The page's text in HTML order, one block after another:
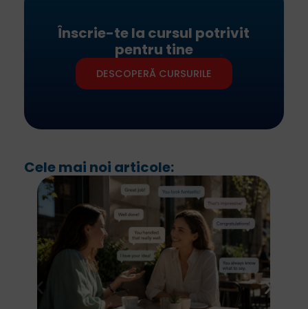
Înscrie-te la cursul potrivit
pentru tine
DESCOPERĂ CURSURILE
Cele mai noi articole: